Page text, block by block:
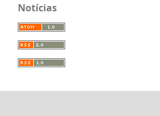
Notícias